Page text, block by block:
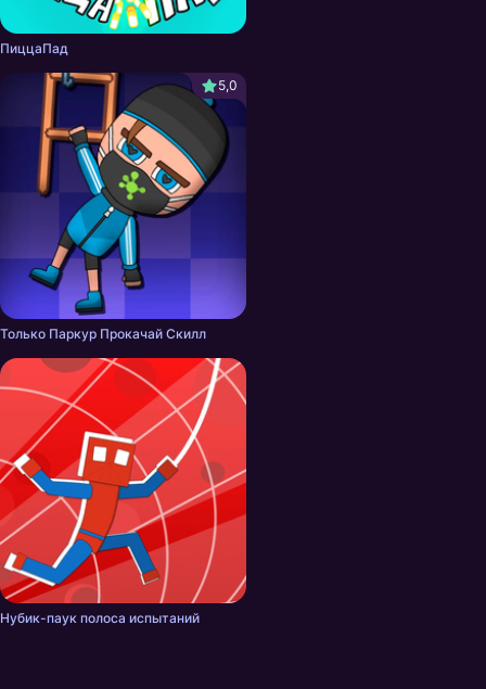
ПиццаПад
5,0
Только Паркур Прокачай Скилл
Нубик-паук полоса испытаний